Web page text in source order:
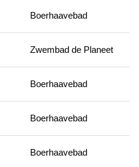
Boerhaavebad
Zwembad de Planeet
Boerhaavebad
Boerhaavebad
Boerhaavebad